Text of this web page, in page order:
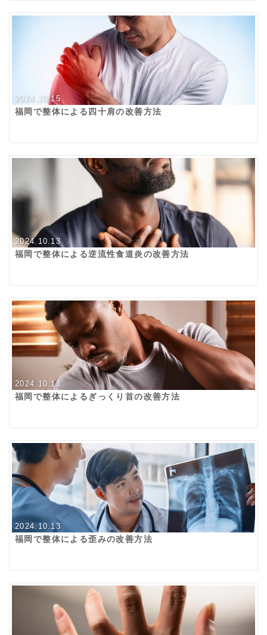
2024.10.15
福岡で整体による四十肩の改善方法
2024.10.13
福岡で整体による逆流性食道炎の改善方法
2024.10.13
福岡で整体によるぎっくり首の改善方法
2024.10.13
福岡で整体による歪みの改善方法